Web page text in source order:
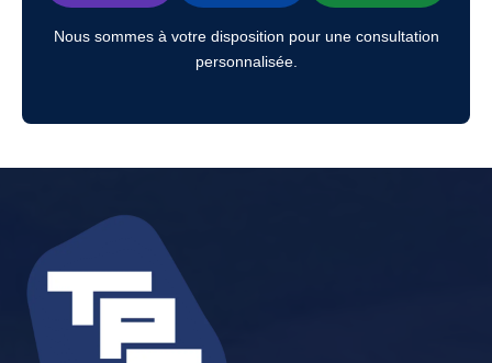
Nous sommes à votre disposition pour une consultation
personnalisée.